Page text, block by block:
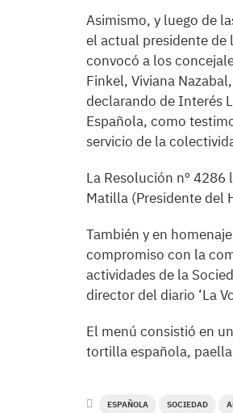
Asimismo, y luego de
el actual presidente de
convocó a los
Finkel, Viviana
declarando de Interés
Española, como
servicio de la
La Resolución nº 4286
Matilla (Presidente del
También y en
compromiso con la
actividades de la
director del diario ‘La
El menú consistió en
tortilla española,
ESPAÑOLA SOCIEDAD